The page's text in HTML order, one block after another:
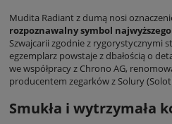
Mudita Radiant z dumą nosi
rozpoznawalny symbol
Szwajcarii zgodnie z rygorystycznymi
egzemplarz powstaje z dbałością o
we współpracy z Chrono AG,
producentem zegarków z Solury
Smukła i wytrzymała